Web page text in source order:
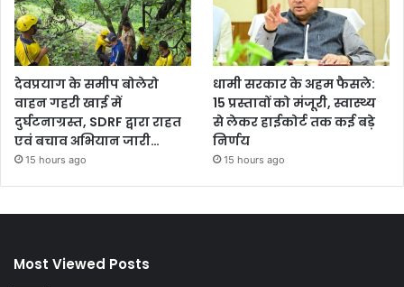
देवप्रयाग के समीप बोलेरो
वाहन गहरी खाई में
दुर्घटनाग्रस्त, SDRF द्वारा राहत
एवं बचाव अभियान जारी…
15 hours ago
धामी सरकार के अहम फैसले:
15 प्रस्तावों को मंजूरी, स्वास्थ्य
से लेकर हाईकोर्ट तक कई बड़े
निर्णय
15 hours ago
Most Viewed Posts